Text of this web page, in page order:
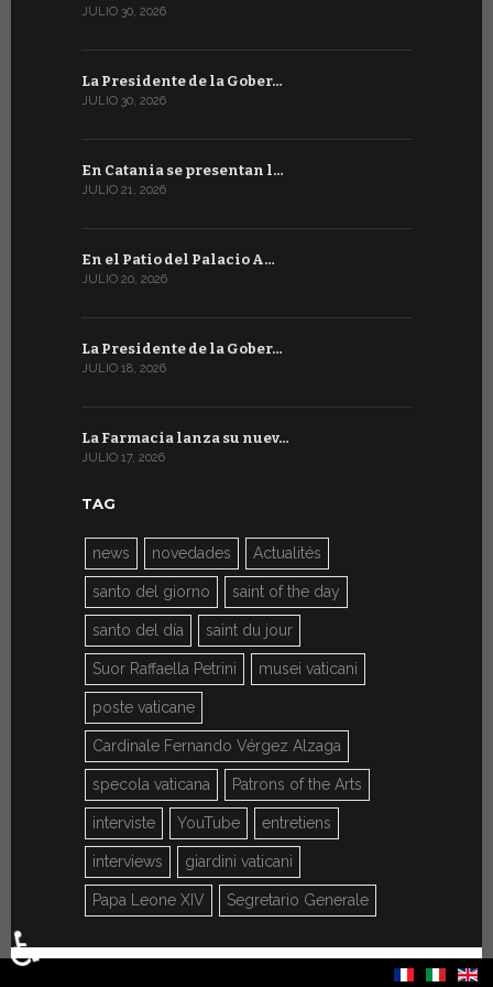
JULIO 30, 2026
La Presidente de la Gober…
JULIO 30, 2026
En Catania se presentan l…
JULIO 21, 2026
En el Patio del Palacio A…
JULIO 20, 2026
La Presidente de la Gober…
JULIO 18, 2026
La Farmacia lanza su nuev…
JULIO 17, 2026
TAG
news novedades Actualités
santo del giorno saint of the day
santo del día saint du jour
Suor Raffaella Petrini musei vaticani
poste vaticane
Cardinale Fernando Vérgez Alzaga
specola vaticana Patrons of the Arts
interviste YouTube entretiens
interviews giardini vaticani
Papa Leone XIV Segretario Generale
Seleccione su idioma